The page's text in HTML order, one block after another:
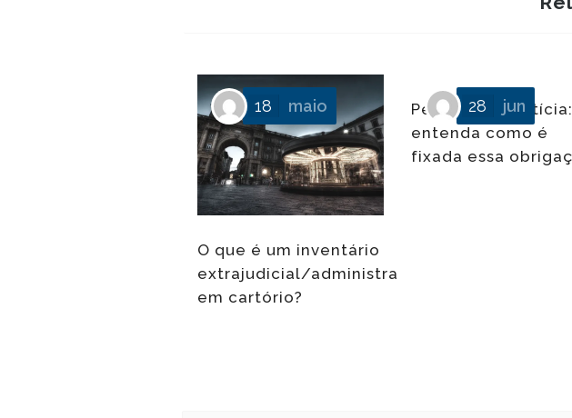
O que é um inventário
extrajudicial/administrativo
em cartório?
18 maio
Pensão alimentícia:
entenda como é
fixada essa
28 jun